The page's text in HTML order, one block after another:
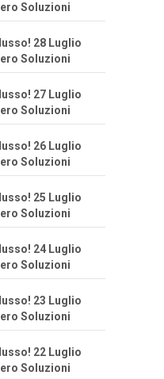
Soluzioni
28 Luglio
Soluzioni
27 Luglio
Soluzioni
26 Luglio
Soluzioni
25 Luglio
Soluzioni
24 Luglio
Soluzioni
23 Luglio
Soluzioni
22 Luglio
Soluzioni